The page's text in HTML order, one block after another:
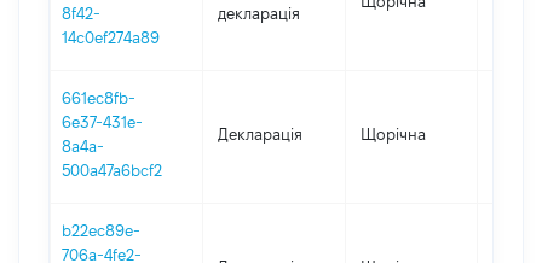
8f42-
14c0ef274a89
декларація
661ec8fb-
6e37-431e-
8a4a-
500a47a6bcf2
Декларація Щорічна
b22ec89e-
706a-4fe2-